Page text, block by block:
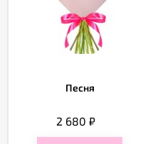
Песня
2 680 ₽